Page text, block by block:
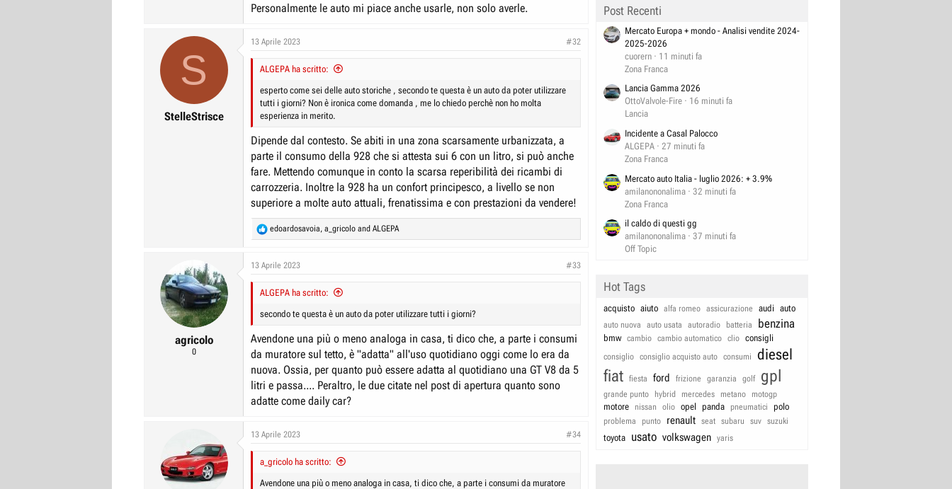
Personalmente le auto mi piace anche usarle, non solo averle.
S
StelleStrisce
13 Aprile 2023 #32
ALGEPA ha scritto:
esperto come sei delle auto storiche , secondo te questa è un auto da poter utilizzare
tutti i giorni? Non è ironica come domanda , me lo chiedo perchè non ho molta
esperienza in merito.
Dipende dal contesto. Se abiti in una zona scarsamente urbanizzata, a
parte il consumo della 928 che si attesta sui 6 con un litro, si può anche
fare. Mettendo comunque in conto la scarsa reperibilità dei ricambi di
carrozzeria. Inoltre la 928 ha un confort principesco, a livello se non
superiore a molte auto attuali, frenatissima e con prestazioni da vendere!
R
e
c
i
n
:
edoardosavoia, a_gricolo and ALGEPA
agricolo
0
13 Aprile 2023 #33
ALGEPA ha scritto:
secondo te questa è un auto da poter utilizzare tutti i giorni?
Avendone una più o meno analoga in casa, ti dico che, a parte i consumi
da muratore sul tetto, è "adatta" all'uso quotidiano oggi come lo era da
nuova. Ossia, per quanto può essere adatta al quotidiano una GT V8 da 5
litri e passa.... Peraltro, le due citate nel post di apertura quanto sono
adatte come daily car?
13 Aprile 2023 #34
a_gricolo ha scritto:
Avendone una più o meno analoga in casa, ti dico che, a parte i consumi da muratore
Post Recenti
Mercato Europa + mondo - Analisi vendite 2024-
2025-2026
cuorern
11 minuti fa
Zona Franca
Lancia Gamma 2026
OttoValvole-Fire
16 minuti fa
Lancia
Incidente a Casal Palocco
ALGEPA
27 minuti fa
Zona Franca
Mercato auto Italia - luglio 2026: + 3.9%
amilanononalima
32 minuti fa
Zona Franca
il caldo di questi gg
amilanononalima
37 minuti fa
Off Topic
Hot Tags
acquisto aiuto alfa romeo assicurazione audi auto
auto nuova auto usata autoradio batteria benzina
bmw cambio cambio automatico clio consigli
consiglio consiglio acquisto auto consumi diesel
fiat fiesta ford frizione garanzia golf gpl
grande punto hybrid mercedes metano motogp
motore nissan olio opel panda pneumatici polo
problema punto renault seat subaru suv suzuki
toyota usato volkswagen yaris